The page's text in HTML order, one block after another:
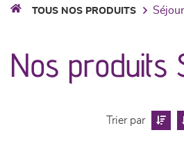
séjours
meubles de complément
TOUS NOS PRODUITS
Nos produits
Trier par